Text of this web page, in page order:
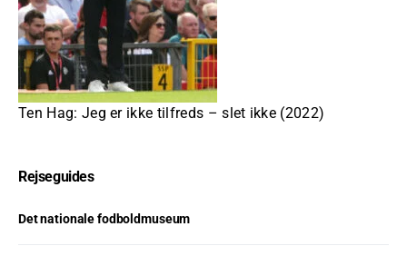
Ten Hag: Jeg er ikke tilfreds – slet ikke (2022)
Rejseguides
Det nationale fodboldmuseum